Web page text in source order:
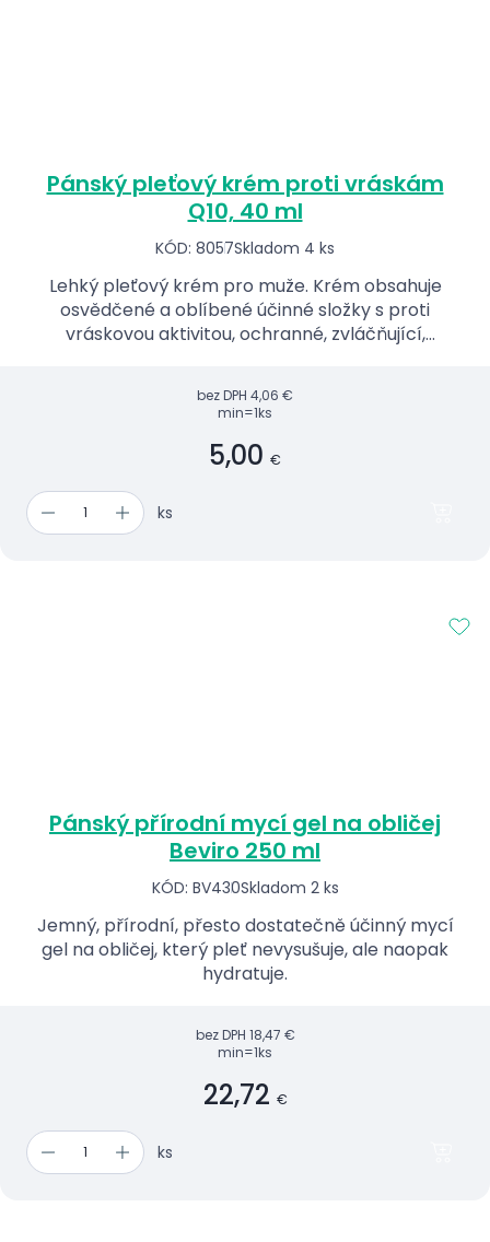
Pánský pleťový krém proti vráskám
Q10, 40 ml
KÓD: 8057Skladom 4 ks
Lehký pleťový krém pro muže. Krém obsahuje
osvědčené a oblíbené účinné složky s proti
vráskovou aktivitou, ochranné, zvláčňující,
bez DPH 4,06 €
min=1ks
5,00 €
ks
Pánský přírodní mycí gel na obličej
Beviro 250 ml
KÓD: BV430Skladom 2 ks
Jemný, přírodní, přesto dostatečně účinný mycí
gel na obličej, který pleť nevysušuje, ale naopak
hydratuje.
bez DPH 18,47 €
min=1ks
22,72 €
ks